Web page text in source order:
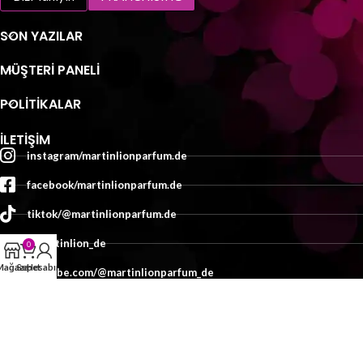
SON YAZILAR
MÜŞTERI PANELI
POLİTİKALAR
İLETIŞIM
instagram/martinlionparfum.de
facebook/martinlionparfum.de
tiktok/@martinlionparfum.de
x/martinlion_de
youtube.com/@martinlionparfum_de
0
Sepet
Hesabım